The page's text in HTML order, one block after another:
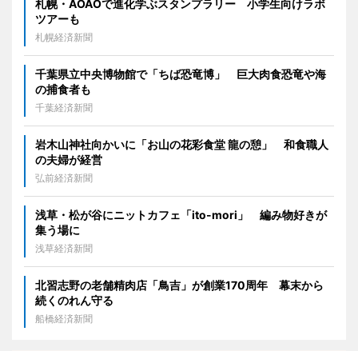
札幌・AOAOで進化学ぶスタンプラリー 小学生向けラボ
ツアーも
札幌経済新聞
千葉県立中央博物館で「ちば恐竜博」 巨大肉食恐竜や海
の捕食者も
千葉経済新聞
岩木山神社向かいに「お山の花彩食堂 龍の憩」 和食職人
の夫婦が経営
弘前経済新聞
浅草・松が谷にニットカフェ「ito-mori」 編み物好きが
集う場に
浅草経済新聞
北習志野の老舗精肉店「鳥吉」が創業170周年 幕末から
続くのれん守る
船橋経済新聞